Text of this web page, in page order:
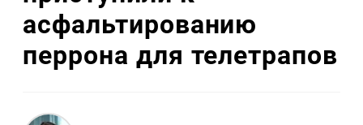
асфальтированию
перрона для телетрапов